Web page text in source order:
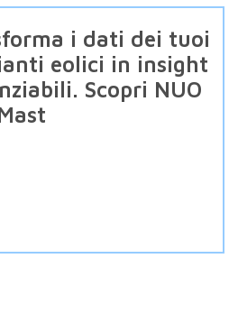
i dati dei tuoi
eolici in insight
Scopri NUO